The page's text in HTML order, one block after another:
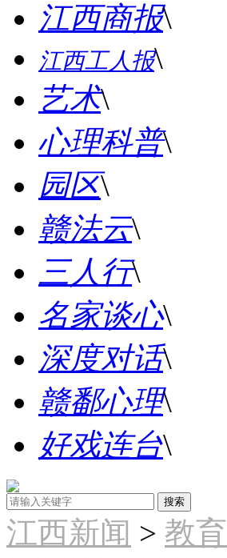
江西商报\
江西工人报\
艺术\
心理科普\
园区\
赣法云\
三人行\
名家谈心\
深度对话\
赣鄱心理\
好戏连台\
江西新闻 > 教育